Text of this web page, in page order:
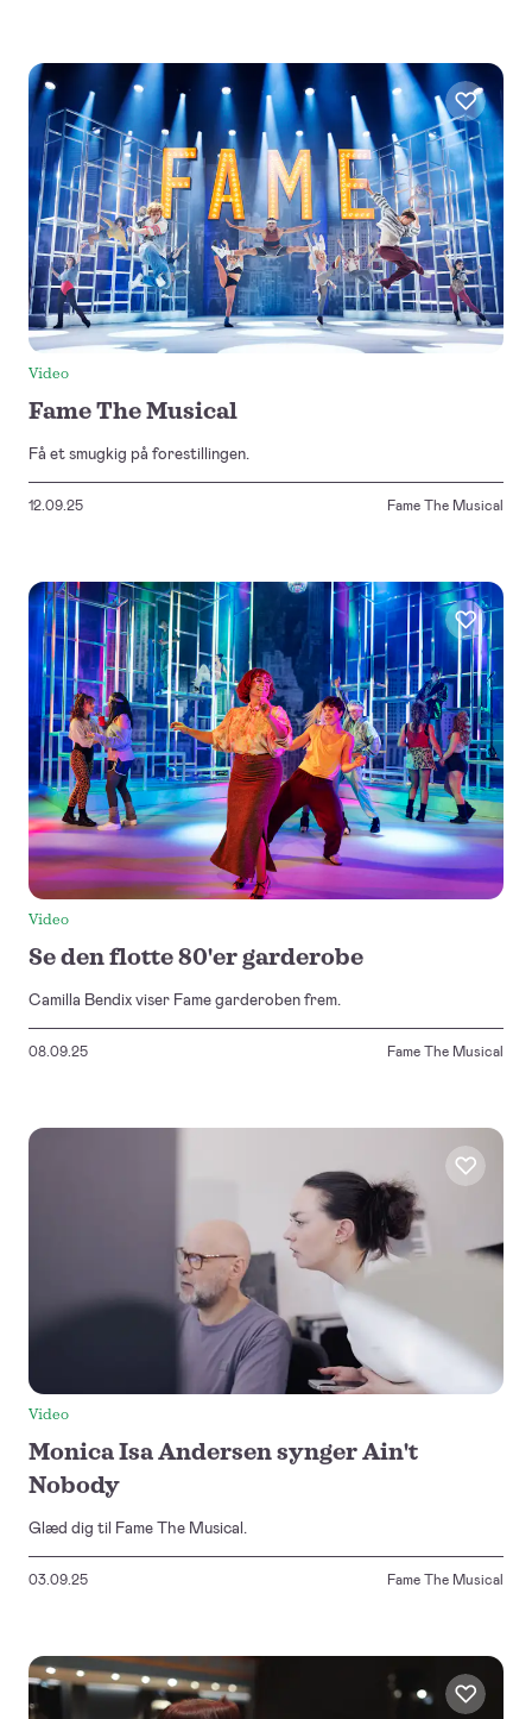
Video
Fame The Musical
Få et smugkig på forestillingen.
12.09.25 Fame The Musical
Video
Se den flotte 80'er garderobe
Camilla Bendix viser Fame garderoben frem.
08.09.25 Fame The Musical
Video
Monica Isa Andersen synger Ain't
Nobody
Glæd dig til Fame The Musical.
03.09.25 Fame The Musical